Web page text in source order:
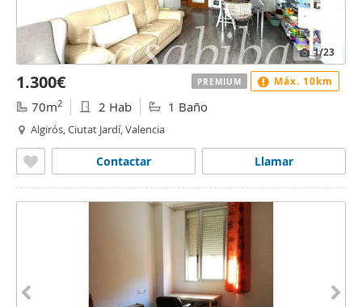
1/23
1.300€
70m2 2 Hab 1 Baño
Algirós, Ciutat Jardí, Valencia
Llamar
Contactar
PREMIUM Máx. 10km